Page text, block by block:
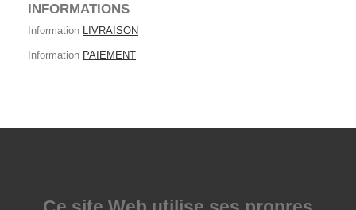
INFORMATIONS
Information LIVRAISON
Information PAIEMENT